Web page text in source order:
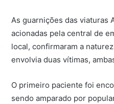
As guarnições das viaturas
acionadas pela central de
local, confirmaram a
envolvia duas vítimas,
O primeiro paciente foi
sendo amparado por